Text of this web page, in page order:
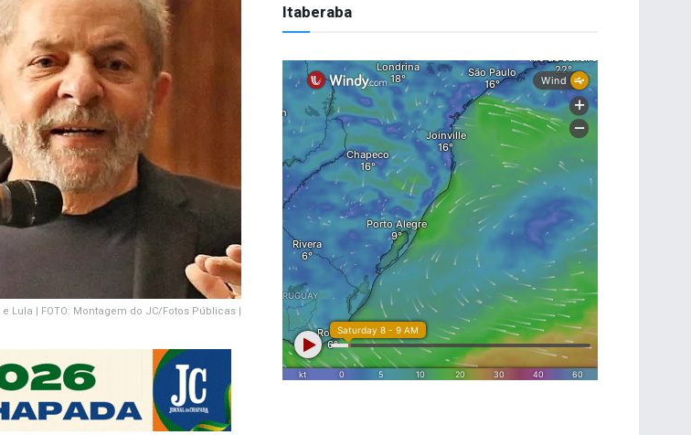
Lula | FOTO: Montagem do JC/Fotos Públicas |
Itaberaba